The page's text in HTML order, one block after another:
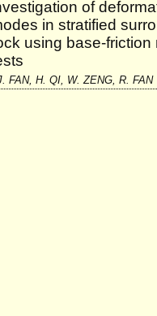
of
in stratified
using base-friction
FAN, H. QI, W. ZENG, R. FAN